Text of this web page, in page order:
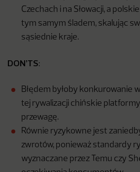
Czechach i na Słowacji, a
tym samym śladem, skalując
sąsiednie kraje.
DON’TS:
Błędem byłoby konkurowanie
tej rywalizacji chińskie
przewagę.
Równie ryzykowne jest
zwrotów, ponieważ standardy
wyznaczane przez Temu czy